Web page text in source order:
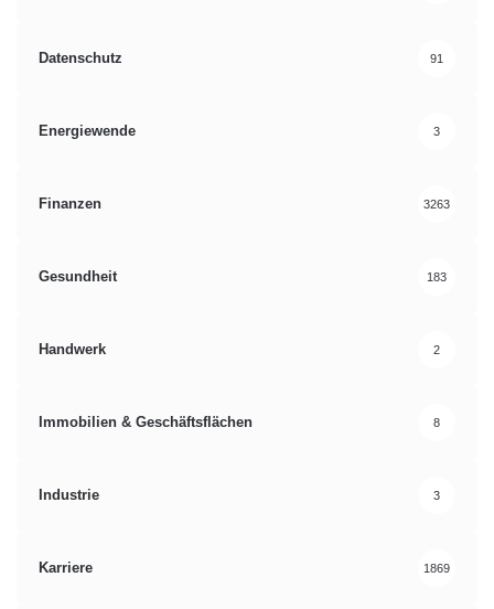
Datenschutz 91
Energiewende 3
Finanzen 3263
Gesundheit 183
Handwerk 2
Immobilien & Geschäftsflächen 8
Industrie 3
Karriere 1869